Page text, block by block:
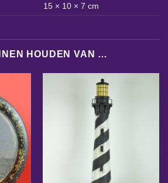
15 × 10 × 7 cm
HOUDEN VAN …